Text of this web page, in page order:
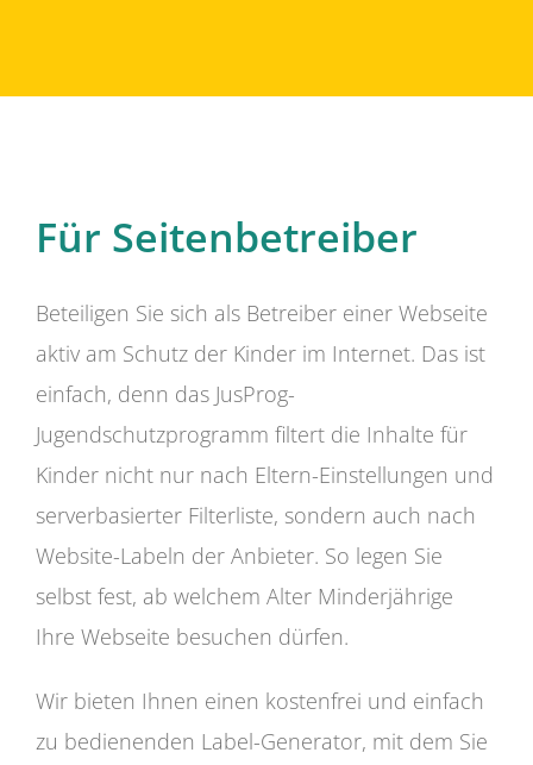
Für Seitenbetreiber
Beteiligen Sie sich als Betreiber einer Webseite
aktiv am Schutz der Kinder im Internet. Das ist
einfach, denn das JusProg-
Jugendschutzprogramm filtert die Inhalte für
Kinder nicht nur nach Eltern-Einstellungen und
serverbasierter Filterliste, sondern auch nach
Website-Labeln der Anbieter. So legen Sie
selbst fest, ab welchem Alter Minderjährige
Ihre Webseite besuchen dürfen.
Wir bieten Ihnen einen kostenfrei und einfach
zu bedienenden Label-Generator, mit dem Sie